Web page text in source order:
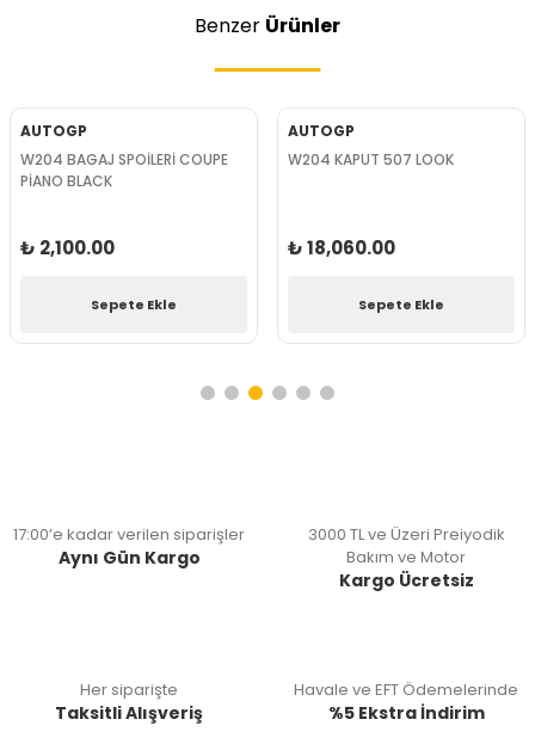
Benzer Ürünler
AUTOGP
W204 BAGAJ SPOİLERİ COUPE
PİANO BLACK
₺ 2,100.00
Sepete Ekle
AUTOGP
W204 KAPUT 507 LOOK
₺ 18,060.00
Sepete Ekle
17:00’e kadar verilen siparişler
Aynı Gün Kargo
3000 TL ve Üzeri Preiyodik
Bakım ve Motor
Kargo Ücretsiz
Her siparişte
Taksitli Alışveriş
Havale ve EFT Ödemelerinde
%5 Ekstra İndirim